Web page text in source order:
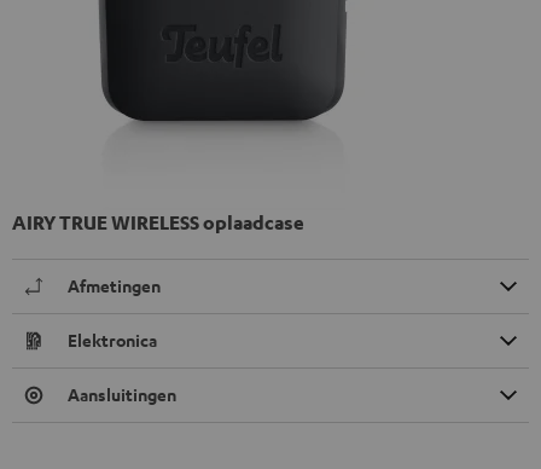
AIRY TRUE WIRELESS oplaadcase
Afmetingen
Elektronica
Aansluitingen